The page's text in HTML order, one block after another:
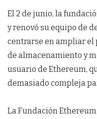
El 2 de junio, la
y renovó su equipo de
centrarse en ampliar el
de almacenamiento y
usuario de Ethereum,
demasiado compleja
La Fundación